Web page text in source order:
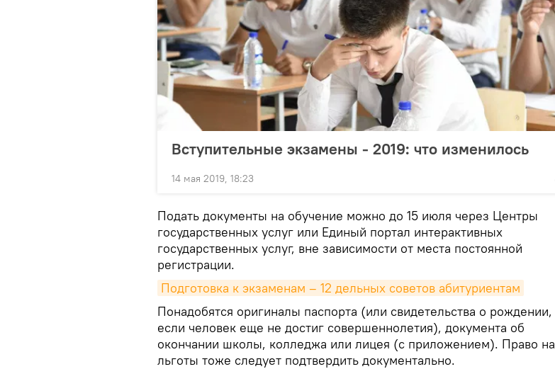
Вступительные экзамены - 2019: что изменилось
14 мая 2019, 18:23
Подать документы на обучение можно до 15 июля через Центры
государственных услуг или Единый портал интерактивных
государственных услуг, вне зависимости от места постоянной
регистрации.
Подготовка к экзаменам – 12 дельных советов абитуриентам
Понадобятся оригиналы паспорта (или свидетельства о рождении,
если человек еще не достиг совершеннолетия), документа об
окончании школы, колледжа или лицея (с приложением). Право на
льготы тоже следует подтвердить документально.